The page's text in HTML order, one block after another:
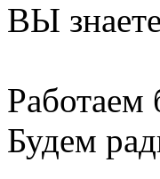
ВЫ
Работаем
Будем